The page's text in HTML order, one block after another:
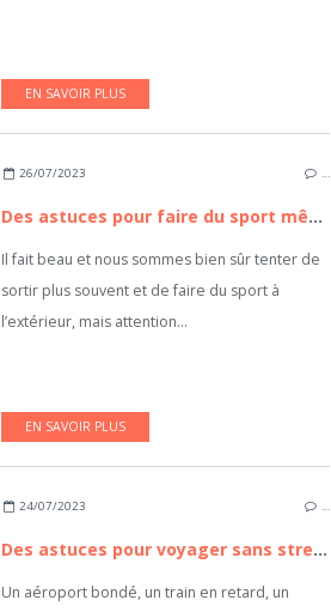
EN SAVOIR PLUS
26/07/2023 …
Des astuces pour faire du sport même quand il fait chaud
Il fait beau et nous sommes bien sûr tenter de
sortir plus souvent et de faire du sport à
l’extérieur, mais attention...
EN SAVOIR PLUS
24/07/2023 …
Des astuces pour voyager sans stress
Un aéroport bondé, un train en retard, un